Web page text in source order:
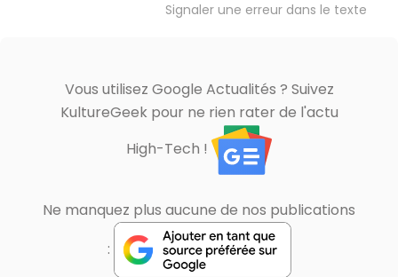
Signaler une erreur dans le texte
Vous utilisez Google Actualités ? Suivez
KultureGeek pour ne rien rater de l'actu
High-Tech !
Ne manquez plus aucune de nos publications
: